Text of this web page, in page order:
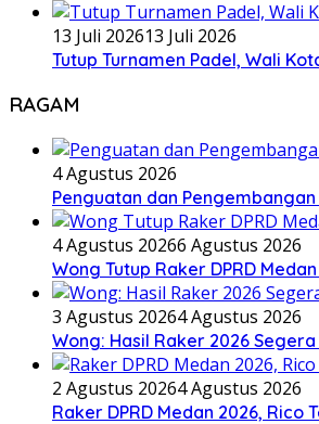
13 Juli 202613 Juli 2026
Tutup Turnamen Padel, Wali
RAGAM
4 Agustus 2026
Penguatan dan
4 Agustus 20266 Agustus 2026
Wong Tutup Raker DPRD
3 Agustus 20264 Agustus 2026
Wong: Hasil Raker 2026
2 Agustus 20264 Agustus 2026
Raker DPRD Medan 2026,